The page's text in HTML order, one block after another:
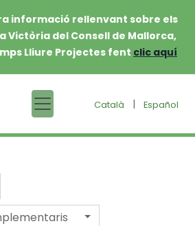
informació rellenvant sobre els
Victòria del Consell de Mallorca,
Lliure Projectes fent clic aquí
Català | Español